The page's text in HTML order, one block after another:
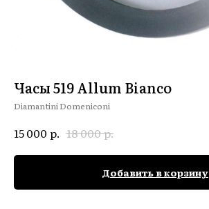
Часы 519 Allum Bianco
Diamantini Domeniconi
15 000 р. 18 000р.
Добавить в корзину